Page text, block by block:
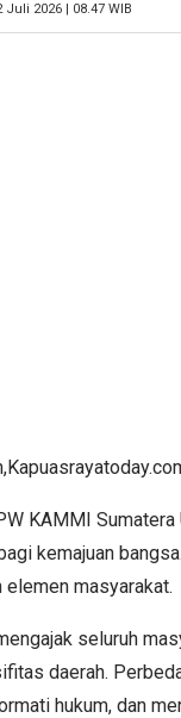
Juli 2026 | 08.47 WIB
KAMMI
kemajuan
elemen masyarakat.
seluruh
daerah.
hukum, dan